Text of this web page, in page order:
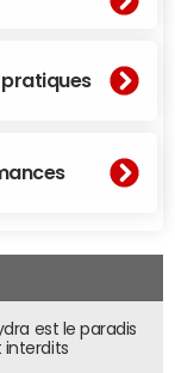
pratiques
est le paradis
interdits